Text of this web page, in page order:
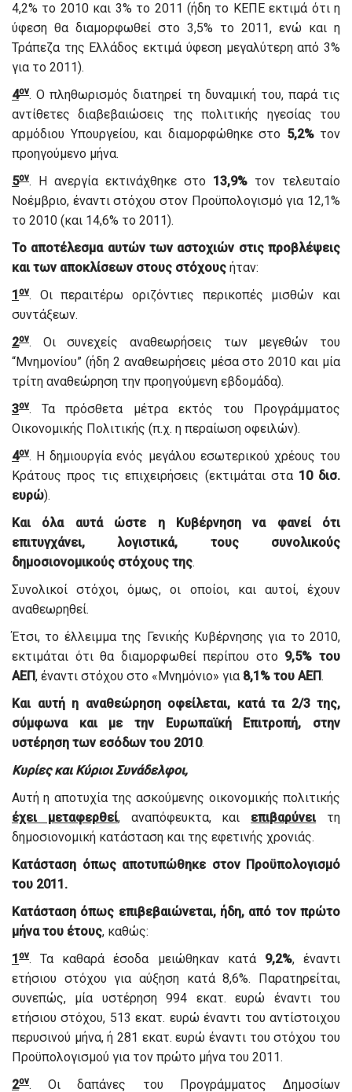
4,2% το 2010 και 3% το 2011 (ήδη το ΚΕΠΕ εκτιμά ότι η
ύφεση θα διαμορφωθεί στο 3,5% το 2011, ενώ και η
Τράπεζα της Ελλάδος εκτιμά ύφεση μεγαλύτερη από 3%
για το 2011).
4ον. Ο πληθωρισμός διατηρεί τη δυναμική του, παρά τις
αντίθετες διαβεβαιώσεις της πολιτικής ηγεσίας του
αρμόδιου Υπουργείου, και διαμορφώθηκε στο 5,2%τον
προηγούμενο μήνα.
5ον. Η ανεργία εκτινάχθηκε στο 13,9% τον τελευταίο
Νοέμβριο, έναντι στόχου στον Προϋπολογισμό για 12,1%
το 2010 (και 14,6% το 2011).
Το αποτέλεσμα αυτών των αστοχιών στις προβλέψεις
και των αποκλίσεων στους στόχους ήταν:
1ον. Οι περαιτέρω οριζόντιες περικοπές μισθών και
συντάξεων.
2ον. Οι συνεχείς αναθεωρήσεις των μεγεθών του
“Μνημονίου” (ήδη 2 αναθεωρήσεις μέσα στο 2010 και μία
τρίτη αναθεώρηση την προηγούμενη εβδομάδα).
3ον. Τα πρόσθετα μέτρα εκτός του Προγράμματος
Οικονομικής Πολιτικής (π.χ. η περαίωση οφειλών).
4ον. Η δημιουργία ενός μεγάλου εσωτερικού χρέους του
Κράτους προς τις επιχειρήσεις (εκτιμάται στα 10 δισ.
ευρώ).
Και όλα αυτά ώστε η Κυβέρνηση να φανεί ότι
επιτυγχάνει, λογιστικά, τους συνολικούς
δημοσιονομικούς στόχους της.
Συνολικοί στόχοι, όμως, οι οποίοι, και αυτοί, έχουν
αναθεωρηθεί.
Έτσι, το έλλειμμα της Γενικής Κυβέρνησης για το 2010,
εκτιμάται ότι θα διαμορφωθεί περίπου στο 9,5% του
ΑΕΠ, έναντι στόχου στο «Μνημόνιο» για 8,1% του ΑΕΠ.
Και αυτή η αναθεώρηση οφείλεται, κατά τα 2/3 της,
σύμφωνα και με την Ευρωπαϊκή Επιτροπή, στην
υστέρηση των εσόδων του 2010.
Κυρίες και Κύριοι Συνάδελφοι,
Αυτή η αποτυχία της ασκούμενης οικονομικής πολιτικής
έχει μεταφερθεί, αναπόφευκτα, και επιβαρύνειτη
δημοσιονομική κατάσταση και της εφετινής χρονιάς.
Κατάσταση όπως αποτυπώθηκε στον Προϋπολογισμό
του 2011.
Κατάσταση όπως επιβεβαιώνεται, ήδη, από τον πρώτο
μήνα του έτους, καθώς:
1ον. Τα καθαρά έσοδα μειώθηκαν κατά 9,2%, έναντι
ετήσιου στόχου για αύξηση κατά 8,6%. Παρατηρείται,
συνεπώς, μία υστέρηση 994 εκατ. ευρώ έναντι του
ετήσιου στόχου, 513 εκατ. ευρώ έναντι του αντίστοιχου
περυσινού μήνα, ή 281 εκατ. ευρώ έναντι του στόχου του
Προϋπολογισμού για τον πρώτο μήνα του 2011.
2ον. Οι δαπάνες του Προγράμματος Δημοσίων